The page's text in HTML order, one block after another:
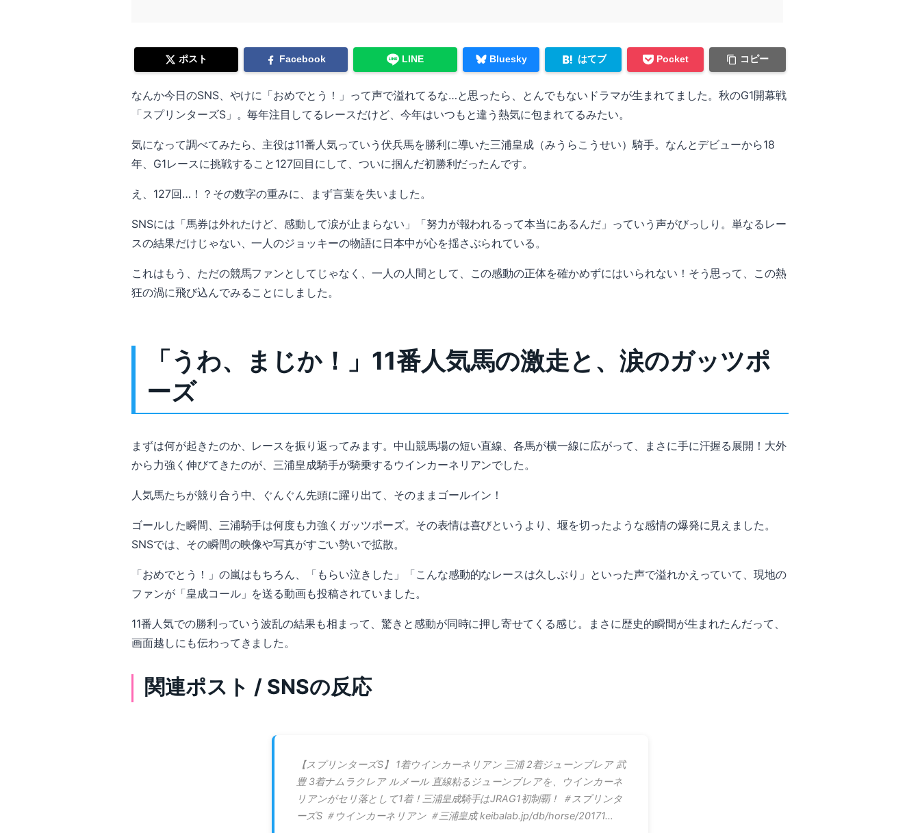
ポスト Facebook LINE Bluesky はてブ Pocket コピー
なんか今日のSNS、やけに「おめでとう！」って声で溢れてるな…と思ったら、とんでもないドラマが生まれてました。秋のG1開幕戦
「スプリンターズS」。毎年注目してるレースだけど、今年はいつもと違う熱気に包まれてるみたい。
気になって調べてみたら、主役は11番人気っていう伏兵馬を勝利に導いた三浦皇成（みうらこうせい）騎手。なんとデビューから18
年、G1レースに挑戦すること127回目にして、ついに掴んだ初勝利だったんです。
え、127回…！？その数字の重みに、まず言葉を失いました。
SNSには「馬券は外れたけど、感動して涙が止まらない」「努力が報われるって本当にあるんだ」っていう声がびっしり。単なるレー
スの結果だけじゃない、一人のジョッキーの物語に日本中が心を揺さぶられている。
これはもう、ただの競馬ファンとしてじゃなく、一人の人間として、この感動の正体を確かめずにはいられない！そう思って、この熱
狂の渦に飛び込んでみることにしました。
「うわ、まじか！」11番人気馬の激走と、涙のガッツポ
ーズ
まずは何が起きたのか、レースを振り返ってみます。中山競馬場の短い直線、各馬が横一線に広がって、まさに手に汗握る展開！大外
から力強く伸びてきたのが、三浦皇成騎手が騎乗するウインカーネリアンでした。
人気馬たちが競り合う中、ぐんぐん先頭に躍り出て、そのままゴールイン！
ゴールした瞬間、三浦騎手は何度も力強くガッツポーズ。その表情は喜びというより、堰を切ったような感情の爆発に見えました。
SNSでは、その瞬間の映像や写真がすごい勢いで拡散。
「おめでとう！」の嵐はもちろん、「もらい泣きした」「こんな感動的なレースは久しぶり」といった声で溢れかえっていて、現地の
ファンが「皇成コール」を送る動画も投稿されていました。
11番人気での勝利っていう波乱の結果も相まって、驚きと感動が同時に押し寄せてくる感じ。まさに歴史的瞬間が生まれたんだって、
画面越しにも伝わってきました。
関連ポスト / SNSの反応
【スプリンターズS】 1着ウインカーネリアン 三浦 2着ジューンブレア 武
豊 3着ナムラクレア ルメール 直線粘るジューンブレアを、ウインカーネ
リアンがセリ落として1着！三浦皇成騎手はJRAG1初制覇！ ＃スプリンタ
ーズS ＃ウインカーネリアン ＃三浦皇成 keibalab.jp/db/horse/20171…